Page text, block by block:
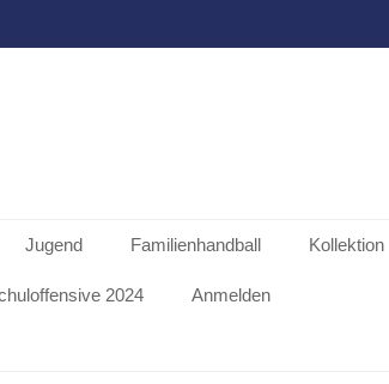
Jugend Familienhandball Kollektion
2024
Anmelden